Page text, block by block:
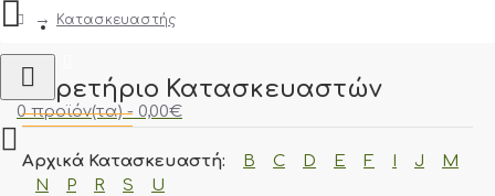
0 προϊόν(τα) - 0,00€
Κατασκευαστής
Ευρετήριο Κατασκευαστών
Αρχικά Κατασκευαστή: B C D E F I J
M
N
P R S U